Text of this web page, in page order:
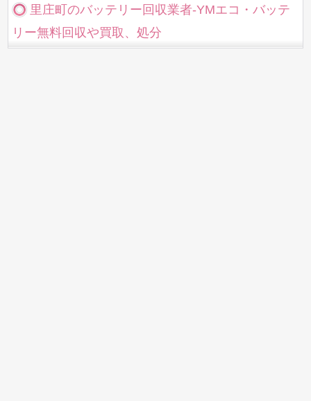
里庄町のバッテリー回収業者-YMエコ・バッテ
リー無料回収や買取、処分